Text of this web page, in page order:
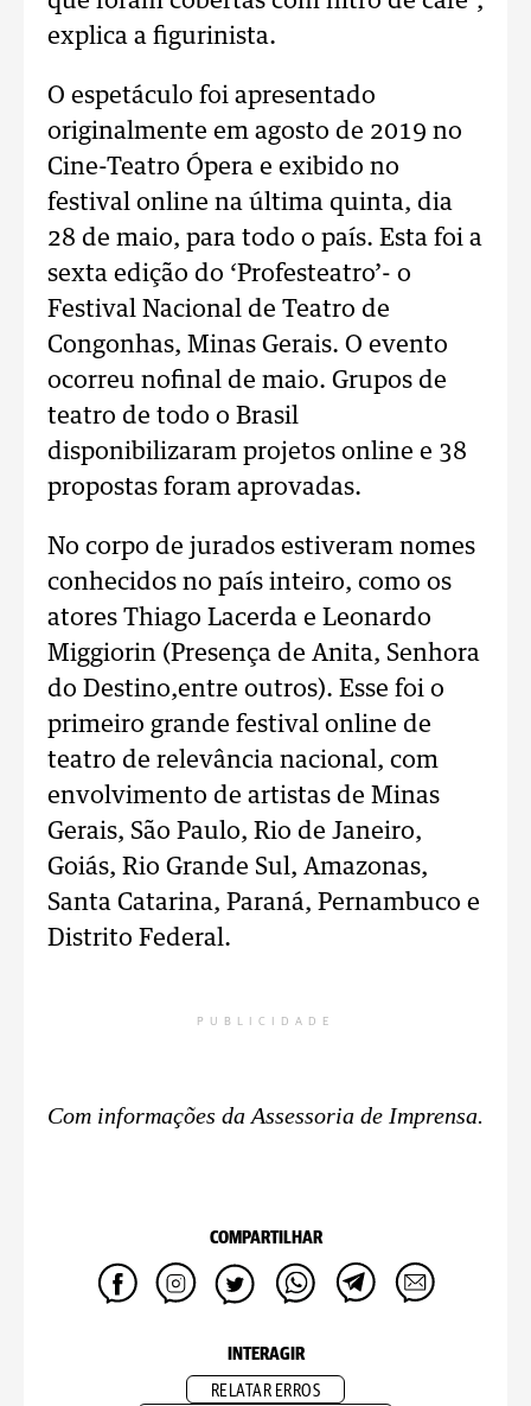
explica a figurinista.
O espetáculo foi apresentado
originalmente em agosto de 2019 no
Cine-Teatro Ópera e exibido no
festival online na última quinta, dia
28 de maio, para todo o país. Esta foi a
sexta edição do ‘Profesteatro’- o
Festival Nacional de Teatro de
Congonhas, Minas Gerais. O evento
ocorreu nofinal de maio. Grupos de
teatro de todo o Brasil
disponibilizaram projetos online e 38
propostas foram aprovadas.
No corpo de jurados estiveram nomes
conhecidos no país inteiro, como os
atores Thiago Lacerda e Leonardo
Miggiorin (Presença de Anita, Senhora
do Destino,entre outros). Esse foi o
primeiro grande festival online de
teatro de relevância nacional, com
envolvimento de artistas de Minas
Gerais, São Paulo, Rio de Janeiro,
Goiás, Rio Grande Sul, Amazonas,
Santa Catarina, Paraná, Pernambuco e
Distrito Federal.
PUBLICIDADE
Com informações da Assessoria de Imprensa.
COMPARTILHAR
INTERAGIR
RELATAR ERROS